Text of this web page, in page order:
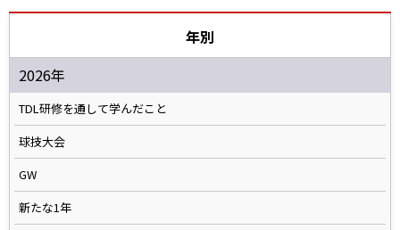
年別
2026年
TDL研修を通して学んだこと
球技大会
GW
新たな1年